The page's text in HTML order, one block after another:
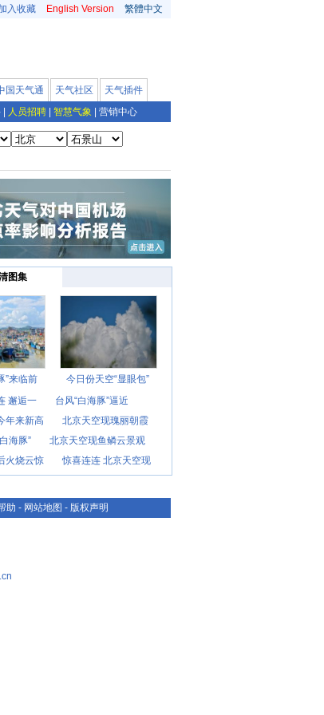
入收藏 English Version 繁體中文
国天气通 天气社区
天气插件
人员招聘 智慧气象 营销中心
图集
”来临前
今日份天空“显眼包”
邂逅一
台风“白海豚”逼近
年来新高
北京天空现瑰丽朝霞
海豚”
北京天空现鱼鳞云景观
火烧云惊
惊喜连连 北京天空现
助 - 网站地图 - 版权声明